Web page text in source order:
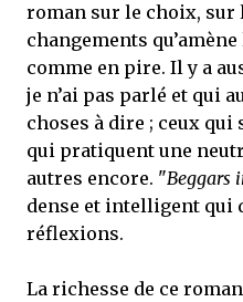
roman sur le choix, sur
changements
comme en pire. Il y a
je n’ai pas parlé et qui
choses à dire ; ceux
qui pratiquent une
autres encore. "Beggars
dense et intelligent qui
réflexions.
La richesse de ce